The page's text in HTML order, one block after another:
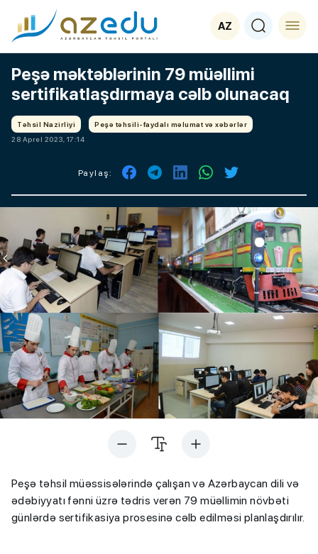
AZ
Peşə məktəblərinin 79 müəllimi
sertifikatlaşdırmaya cəlb olunacaq
Təhsil Nazirliyi
Peşə təhsili-faydalı məlumat və xəbərlər
28 Aprel 2023, 17:14
Paylaş:
Peşə təhsil müəssisələrində çalışan və Azərbaycan dili və
ədəbiyyatı fənni üzrə tədris verən 79 müəllimin növbəti
günlərdə sertifikasiya prosesinə cəlb edilməsi planlaşdırılır.